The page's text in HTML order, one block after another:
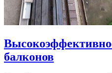
балконов